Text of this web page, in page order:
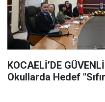
KOCAELİ’DE
Okullarda Hedef